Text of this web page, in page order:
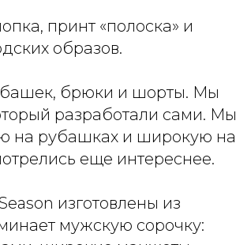
принт «полоска» и
образов.
брюки и шорты. Мы
разработали сами. Мы
на рубашках и широкую на
еще интереснее.
изготовлены из
мужскую сорочку: